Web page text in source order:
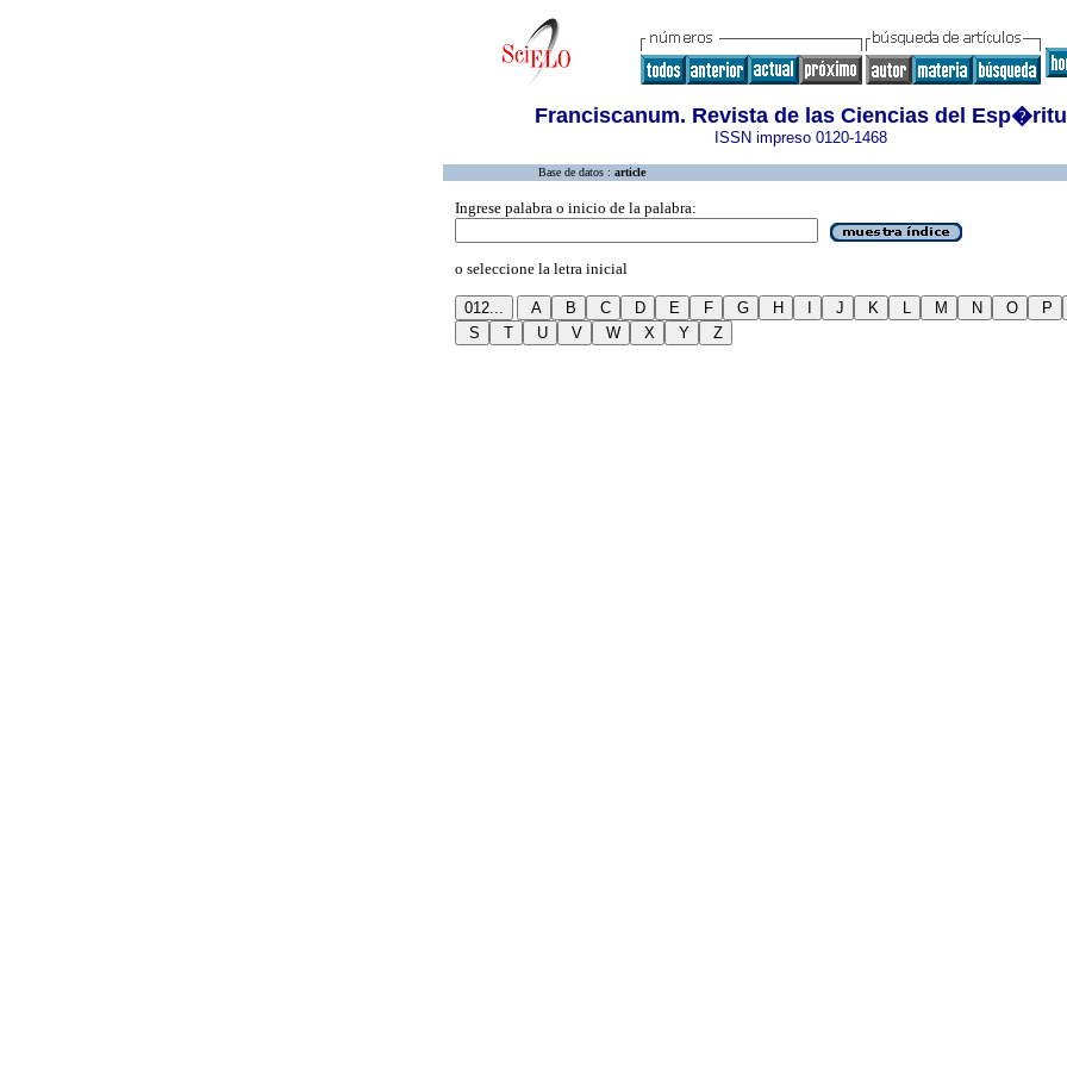
Franciscanum. Revista de las Ciencias del Esp�ritu
ISSN impreso 0120-1468
Base de datos : article
Ingrese palabra o inicio de la palabra:
o seleccione la letra inicial